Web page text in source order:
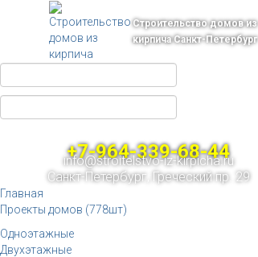
Строительство домов из
кирпича Санкт-Петербург
+7-964-339-68-44
info@stroitelstvo-iz-kirpicha.ru
Санкт-Петербург, Греческий пр. 29
Главная
Проекты домов (778шт)
Одноэтажные
Двухэтажные